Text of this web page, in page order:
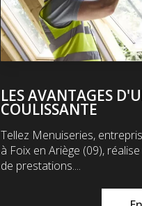
LES AVANTAGES
COULISSANTE
Tellez Menuiseries,
à Foix en Ariège (09),
de prestations....